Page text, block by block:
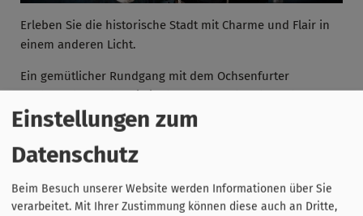
Erleben Sie die historische Stadt mit Charme und Flair in
einem anderen Licht.
Ein gemütlicher Rundgang mit dem Ochsenfurter
Nachtwächter führt Sie in den späten Abendstunden
durch die reizvolle Altstadt der Stadt am Main.
Einstellungen zum
Datenschutz
Beim Besuch unserer Website werden Informationen über Sie
verarbeitet. Mit Ihrer Zustimmung können diese auch an Dritte,